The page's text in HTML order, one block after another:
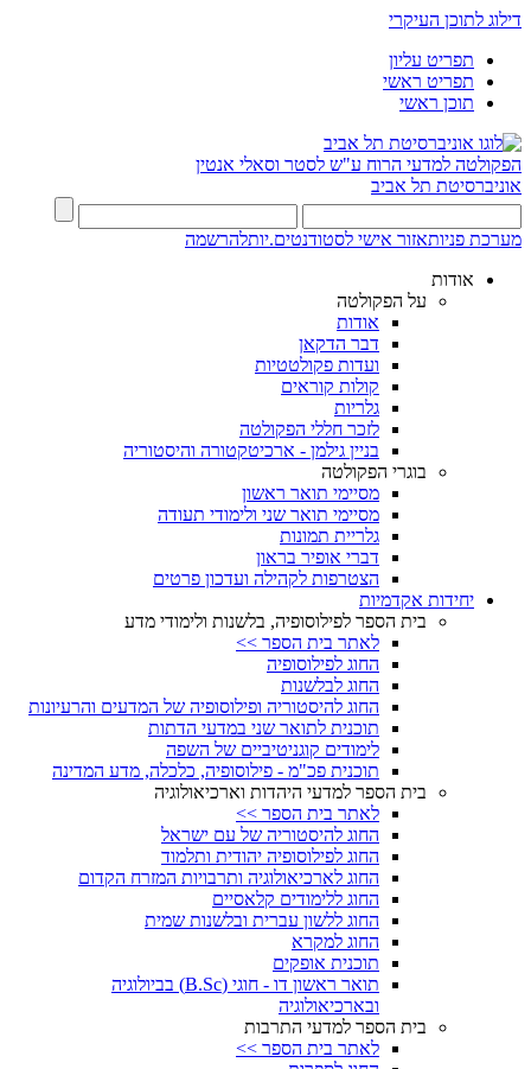
דילוג לתוכן העיקרי
תפריט עליון
תפריט ראשי
תוכן ראשי
הפקולטה למדעי הרוח ע"ש לסטר וסאלי אנטין
אוניברסיטת תל אביב
מערכת פניותאזור אישי לסטודנטים.יותלהרשמה
אודות
על הפקולטה
אודות
דבר הדקאן
ועדות פקולטטיות
קולות קוראים
גלריות
לזכר חללי הפקולטה
בניין גילמן - ארכיטקטורה והיסטוריה
בוגרי הפקולטה
מסיימי תואר ראשון
מסיימי תואר שני ולימודי תעודה
גלריית תמונות
דברי אופיר בראון
הצטרפות לקהילה ועדכון פרטים
יחידות אקדמיות
בית הספר לפילוסופיה, בלשנות ולימודי מדע
לאתר בית הספר >>
החוג לפילוסופיה
החוג לבלשנות
החוג להיסטוריה ופילוסופיה של המדעים והרעיונות
תוכנית לתואר שני במדעי הדתות
לימודים קוגניטיביים של השפה
תוכנית פכ"מ - פילוסופיה, כלכלה, מדע המדינה
בית הספר למדעי היהדות וארכיאולוגיה
לאתר בית הספר >>
החוג להיסטוריה של עם ישראל
החוג לפילוסופיה יהודית ותלמוד
החוג לארכיאולוגיה ותרבויות המזרח הקדום
החוג ללימודים קלאסיים
החוג ללשון עברית ובלשנות שמית
החוג למקרא
תוכנית אופקים
תואר ראשון דו - חוגי (B.Sc) בביולוגיה
ובארכיאולוגיה
בית הספר למדעי התרבות
לאתר בית הספר >>